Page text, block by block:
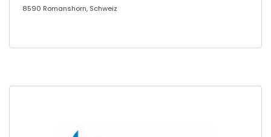
8590 Romanshorn, Schweiz